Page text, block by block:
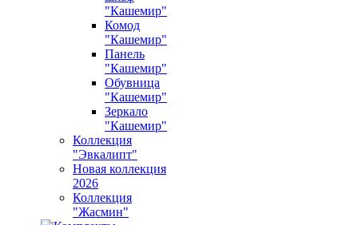
"Кашемир"
Комод
"Кашемир"
Панель
"Кашемир"
Обувница
"Кашемир"
Зеркало
"Кашемир"
Коллекция
"Эвкалипт"
Новая коллекция
2026
Коллекция
"Жасмин"